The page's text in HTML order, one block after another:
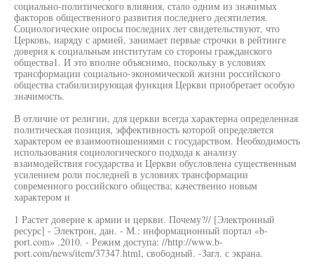
социально-политического влияния, стало одним из значимых
факторов общественного развития последнего десятилетия.
Социологические опросы последних лет свидетельствуют, что
Церковь, наряду с армией, занимает первые строчки в рейтинге
доверия к социальным институтам со стороны гражданского
общества1. И это вполне объяснимо, поскольку в условиях
трансформации социально-экономической жизни российского
общества стабилизирующая функция Церкви приобретает особую
значимость.
В отличие от религии, для церкви всегда характерна определенная
политическая позиция, эффективность которой определяется
характером ее взаимоотношениями с государством. Необходимость
использования социологического подхода к анализу
взаимодействия государства и Церкви обусловлена существенным
усилением роли последней в условиях трансформации
современного российского общества; качественно новым
характером и
1 Растет доверие к армии и церкви. Почему?// [Электронный
ресурс] - Электрон, дан. - М.: информационный портал «b-
port.com» .2010. - Режим доступа: //http://www.b-
port.com/news/item/37347.html, свободный. -Загл. с экрана.